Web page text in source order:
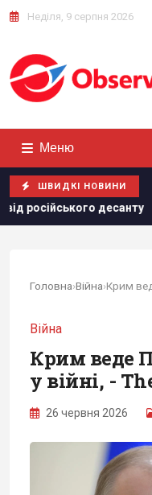
Неділя, 9 серпня 2026
Меню
ШВИДКІ НОВИНИ
Україна купила у
Головна›Війна›
Війна
Крим веде
у війні, -
26 червня 2026